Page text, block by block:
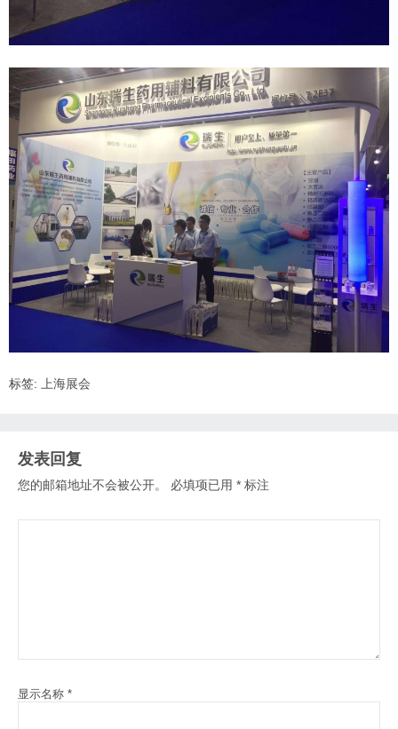
标签: 上海展会
发表回复
您的邮箱地址不会被公开。 必填项已用 * 标注
显示名称 *